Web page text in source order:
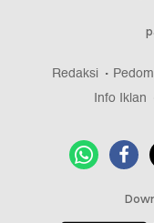
Redaksi
Info Iklan